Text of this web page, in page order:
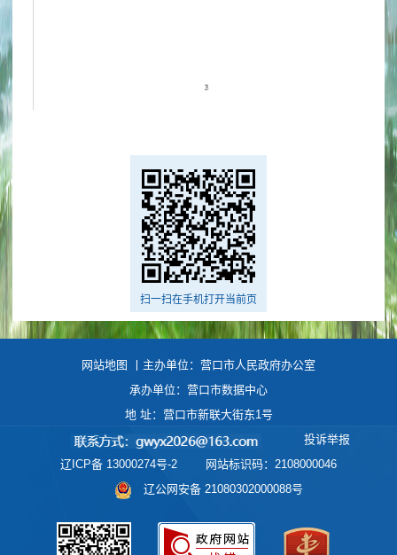
扫一扫在手机打开当前页
网站地图
丨主办单位：营口市人民政府办公室
承办单位：营口市数据中心
地 址：营口市新联大街东1号
投诉举报
辽ICP备 13000274号-2
网站标识码：2108000046
辽公网安备 21080302000088号